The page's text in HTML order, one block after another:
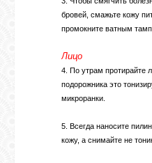
бровей, смажьте кожу
промокните ватным
Лицо
4. По утрам протирайте
подорожника это
микроранки.
5. Всегда наносите
кожу, а снимайте не